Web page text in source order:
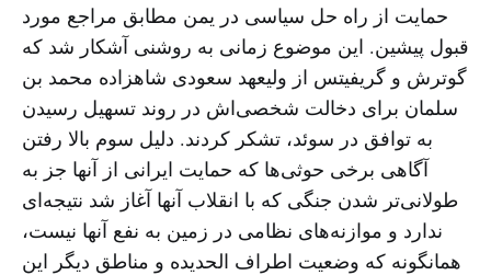
حمایت از راه حل سیاسی در یمن مطابق مراجع مورد
قبول پیشین. این موضوع زمانی به روشنی آشکار شد که
گوترش و گریفیتس از ولیعهد سعودی شاهزاده محمد بن
سلمان برای دخالت شخصی‌اش در روند تسهیل رسیدن
به توافق در سوئد، تشکر کردند. دلیل سوم بالا رفتن
آگاهی برخی حوثی‌ها که حمایت ایرانی از آنها جز به
طولانی‌تر شدن جنگی که با انقلاب آنها آغاز شد نتیجه‌ای
ندارد و موازنه‌های نظامی در زمین به نفع آنها نیست،
همانگونه که وضعیت اطراف الحدیده و مناطق دیگر این